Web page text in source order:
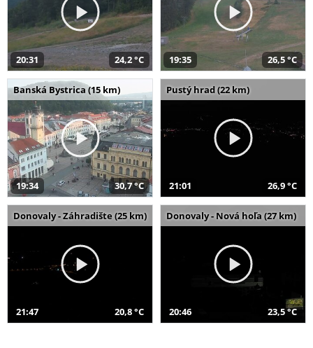
20:31 24,2 °C 19:35 26,5 °C
Banská Bystrica (15 km)
19:34 30,7 °C
Pustý hrad (22 km)
21:01 26,9 °C
Donovaly - Záhradište (25 km)
21:47 20,8 °C
Donovaly - Nová hoľa (27 km)
20:46 23,5 °C